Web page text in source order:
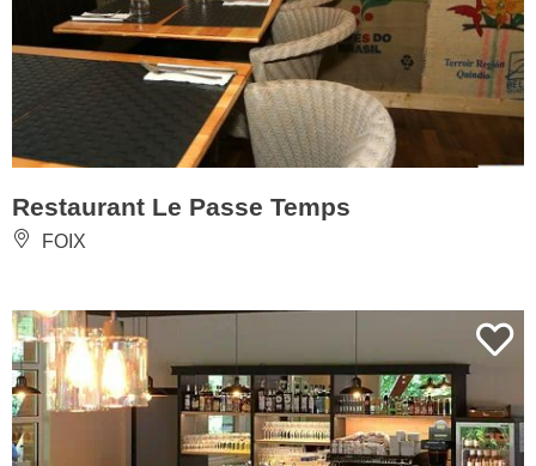
Restaurant Le Passe Temps
FOIX